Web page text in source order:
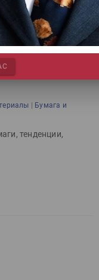
| Бумага и
тенденции,